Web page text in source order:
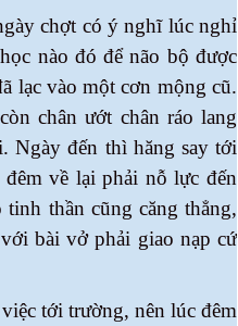
chợt có ý nghĩ lúc nghỉ
nào đó để não bộ được
lạc vào một cơn mộng cũ.
chân ướt chân ráo lang
Ngày đến thì hăng say tới
về lại phải nỗ lực đến
thần cũng căng thẳng,
bài vở phải giao nạp cứ
tới trường, nên lúc đêm